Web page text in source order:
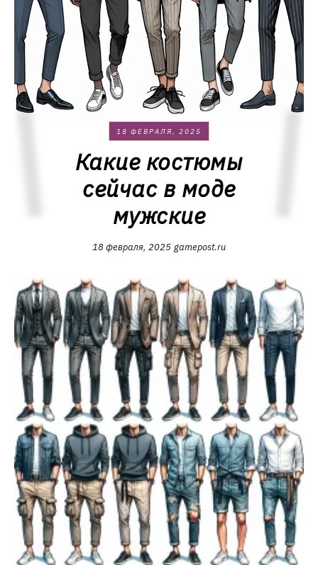
18 ФЕВРАЛЯ, 2025
Какие костюмы
сейчас в моде
мужские
18 февраля, 2025 gamepost.ru